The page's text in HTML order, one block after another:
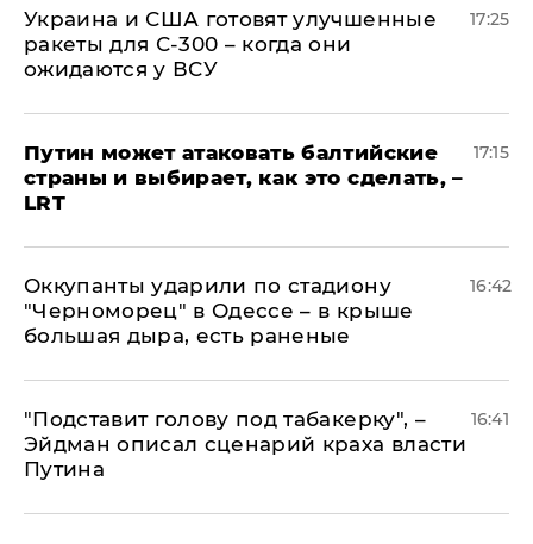
Украина и США готовят улучшенные
ракеты для С-300 – когда они
ожидаются у ВСУ
17:25
Путин может атаковать балтийские
страны и выбирает, как это сделать, –
LRT
17:15
Оккупанты ударили по стадиону
"Черноморец" в Одессе – в крыше
большая дыра, есть раненые
16:42
​"Подставит голову под табакерку", –
Эйдман описал сценарий краха власти
Путина
16:41